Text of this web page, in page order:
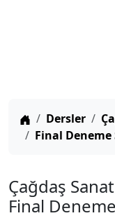
Anasayfa
Dersler
Final Deneme
Çağdaş
Final